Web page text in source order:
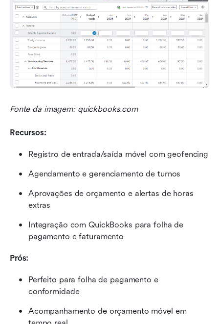
Fonte da imagem: quickbooks.com
Recursos:
Registro de entrada/saída móvel com geofencing
Agendamento e gerenciamento de turnos
Aprovações de orçamento e alertas de horas
extras
Integração com QuickBooks para folha de
pagamento e faturamento
Prós:
Perfeito para folha de pagamento e
conformidade
Acompanhamento de orçamento móvel em